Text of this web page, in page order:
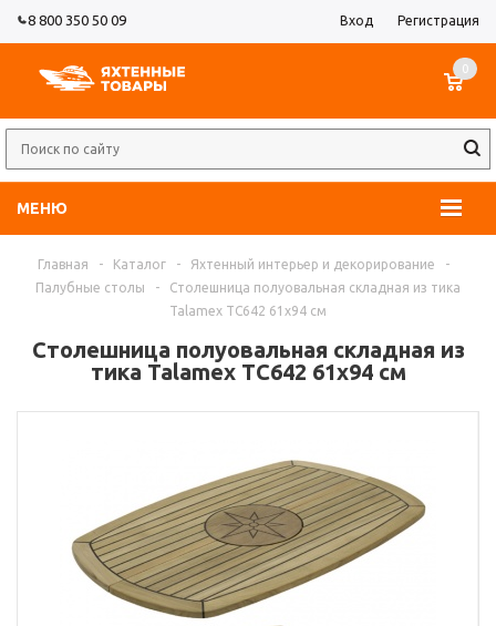
8 800 350 50 09 Вход Регистрация
МЕНЮ
0
Главная - Каталог - Яхтенный интерьер и декорирование
-
Палубные столы
-
Столешница полуовальная складная из тика
Talamex TC642 61x94 см
Столешница полуовальная складная из
тика Talamex TC642 61x94 см